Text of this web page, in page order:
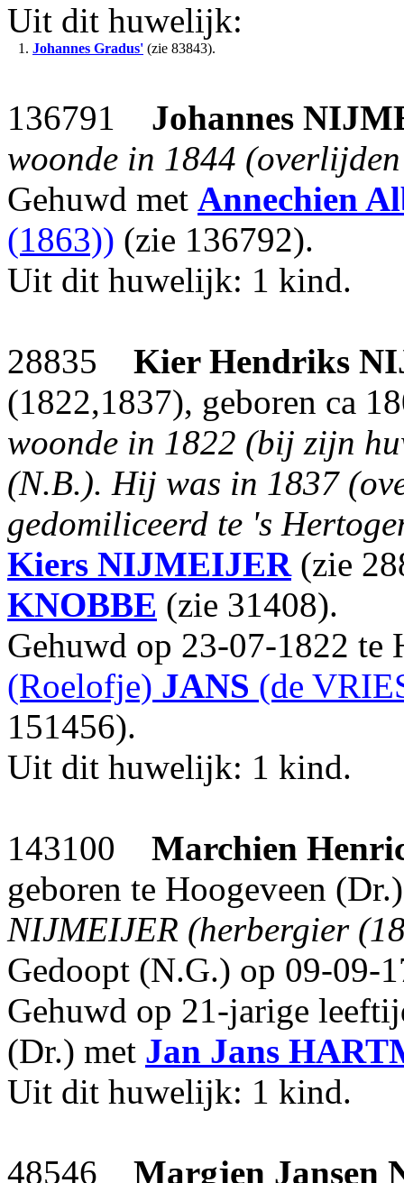
Uit dit huwelijk:
1. Johannes Gradus' (zie 83843).
136791 Johannes
woonde in 1844
Gehuwd met Annechien
(1863)) (zie 136792).
Uit dit huwelijk: 1 kind.
28835 Kier Hendriks
(1822,1837), geboren ca
woonde in 1822 (bij zijn
(N.B.). Hij was in 1837
gedomiliceerd te 's
Kiers NIJMEIJER(zie
KNOBBE (zie 31408).
Gehuwd op 23-07-1822 te
(Roelofje) JANS (de
151456).
Uit dit huwelijk: 1 kind.
143100 Marchien
geboren te Hoogeveen
NIJMEIJER (herbergier
Gedoopt (N.G.) op 09-09-
Gehuwd op 21-jarige
(Dr.) met Jan Jans
Uit dit huwelijk: 1 kind.
48546 Margjen Jansen